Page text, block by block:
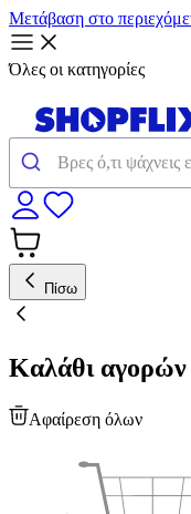
Μετάβαση στο
Όλες οι κατηγορίες
Πίσω
Καλάθι αγορών
Αφαίρεση όλων